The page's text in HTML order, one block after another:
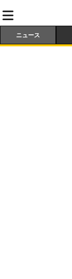
ニュース